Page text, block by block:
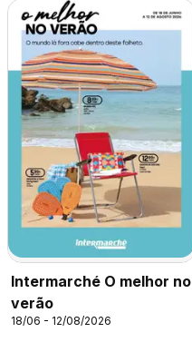
Intermarché O melhor no
verão
18/06 - 12/08/2026